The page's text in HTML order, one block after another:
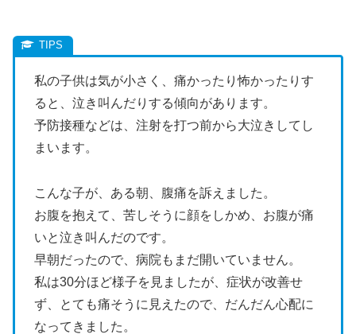
私の子供は気が小さく、痛かったり怖かったりす
ると、泣き叫んだりする傾向があります。
予防接種などは、注射を打つ前から大泣きしてし
まいます。
こんな子が、ある朝、腹痛を訴えました。
お腹を抱えて、苦しそうに顔をしかめ、お腹が痛
いと泣き叫んだのです。
早朝だったので、病院もまだ開いていません。
私は30分ほど様子を見ましたが、症状が改善せ
ず、とても痛そうに見えたので、だんだん心配に
なってきました。